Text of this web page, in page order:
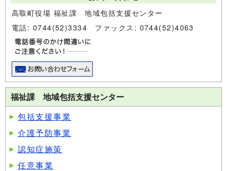
高取町役場 福祉課 地域包括支援センター
電話: 0744(52)3334 ファックス: 0744(52)4063
福祉課 地域包括支援センター
包括支援事業
介護予防事業
認知症施策
任意事業